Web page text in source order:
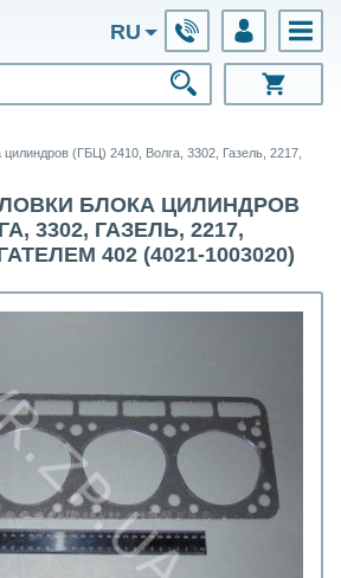
RU
цилиндров (ГБЦ) 2410, Волга, 3302, Газель, 2217,
БЛОКА ЦИЛИНДРОВ
3302, ГАЗЕЛЬ, 2217,
402 (4021-1003020)